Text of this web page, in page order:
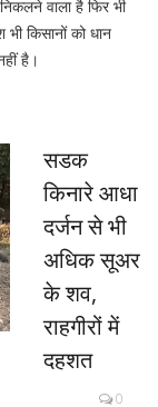
वाला है फिर भी
किसानों को धान
है।
सडक
किनारे आधा
दर्जन से भी
अधिक सूअर
के शव,
राहगीरों में
दहशत
0